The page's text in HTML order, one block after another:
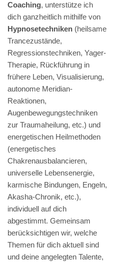
Coaching, unterstütze ich
dich ganzheitlich mithilfe von
Hypnosetechniken (heilsame
Trancezustände,
Regressionstechniken, Yager-
Therapie, Rückführung in
frühere Leben, Visualisierung,
autonome Meridian-
Reaktionen,
Augenbewegungstechniken
zur Traumaheilung, etc.) und
energetischen Heilmethoden
(energetisches
Chakrenausbalancieren,
universelle Lebensenergie,
karmische Bindungen, Engeln,
Akasha-Chronik, etc.),
individuell auf dich
abgestimmt. Gemeinsam
berücksichtigen wir, welche
Themen für dich aktuell sind
und deine angelegten Talente,